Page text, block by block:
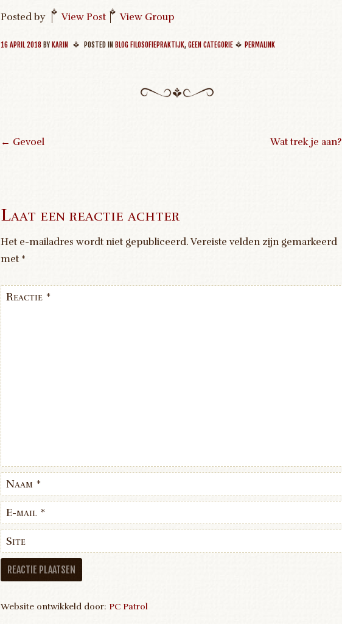
Posted by | View Post | View Group
16 APRIL 2018 BY KARIN POSTED IN BLOG FILOSOFIEPRAKTIJK, GEEN CATEGORIE PERMALINK
← Gevoel Wat trek je aan?
Laat een reactie achter
Het e-mailadres wordt niet gepubliceerd. Vereiste velden zijn gemarkeerd
met *
Reactie *
Naam *
E-mail *
Site
Website ontwikkeld door: PC Patrol